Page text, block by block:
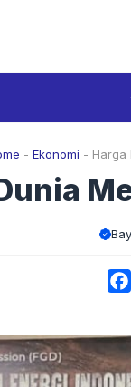
- Ekonomi - Harga